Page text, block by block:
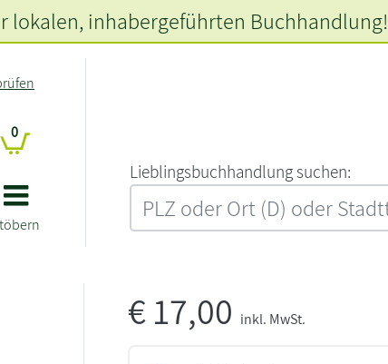
0
L‍i‍e‍b‍l‍i‍n‍g‍s‍b‍u‍c‍h‍h‍a‍n‍d‍l‍u‍n‍g‍ ‍s‍u‍c‍h‍e‍n‍:‍
lokalen, inhabergeführten Buchhandlung!
€17,00 inkl. MwSt.